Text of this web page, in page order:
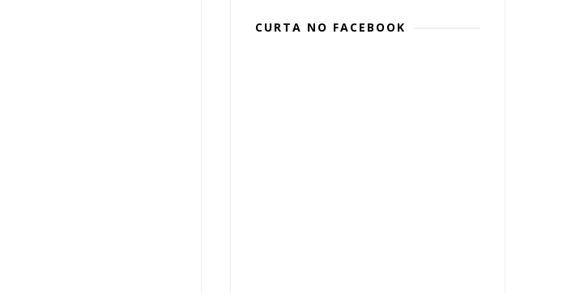
CURTA NO FACEBOOK